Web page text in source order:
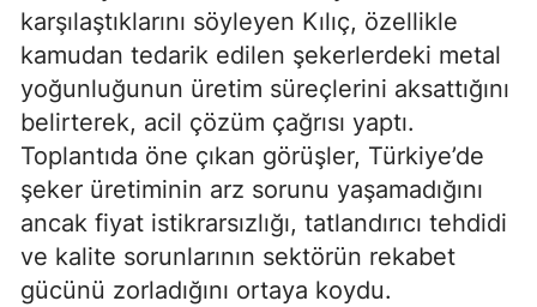
karşılaştıklarını söyleyen Kılıç, özellikle
kamudan tedarik edilen şekerlerdeki metal
yoğunluğunun üretim süreçlerini aksattığını
belirterek, acil çözüm çağrısı yaptı.
Toplantıda öne çıkan görüşler, Türkiye’de
şeker üretiminin arz sorunu yaşamadığını
ancak fiyat istikrarsızlığı, tatlandırıcı tehdidi
ve kalite sorunlarının sektörün rekabet
gücünü zorladığını ortaya koydu.